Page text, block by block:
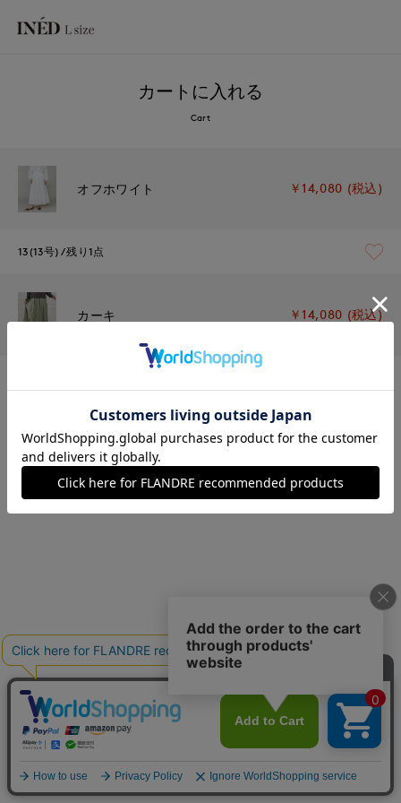
カートに入れる
Cart
オフホワイト ￥14,080 (税込)
13(13号) 残り1点
カーキ ￥14,080 (税込)
在庫なし